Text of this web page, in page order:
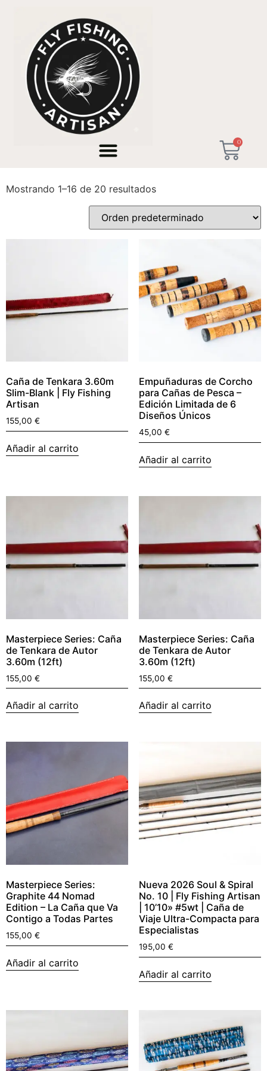
0
/ Productos etiquetados “Premium Trout Rod”
Premium Trout Rod
Mostrando 1–16 de 20 resultados
Caña de Tenkara 3.60m
Slim-Blank | Fly Fishing
Artisan
155,00 €
Añadir al carrito
Empuñaduras de Corcho
para Cañas de Pesca –
Edición Limitada de 6
Diseños Únicos
45,00 €
Añadir al carrito
Masterpiece Series: Caña
de Tenkara de Autor
3.60m (12ft)
155,00 €
Añadir al carrito
Masterpiece Series: Caña
de Tenkara de Autor
3.60m (12ft)
155,00 €
Añadir al carrito
Masterpiece Series:
Graphite 44 Nomad
Edition – La Caña que Va
Contigo a Todas Partes
155,00 €
Añadir al carrito
Nueva 2026 Soul & Spiral
No. 10 | Fly Fishing Artisan
| 10’10» #5wt | Caña de
Viaje Ultra-Compacta para
Especialistas
195,00 €
Añadir al carrito